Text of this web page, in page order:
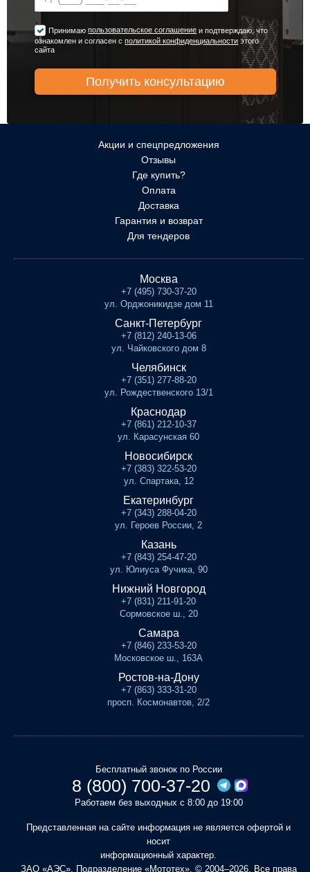
Принимаюпользовательское соглашение и подтверждаю, что
ознакомлен и согласен сполитикой конфиденциальности этого
сайта
Акции и спецпредложения
Отзывы
Где купить?
Оплата
Доставка
Гарантия и возврат
Для тендеров
Москва
+7 (495) 730-37-20
ул. Орджоникидзе дом 11
Санкт-Петербург
+7 (812) 240-13-06
ул. Чайковского дом 8
Челябинск
+7 (351) 277-88-20
ул. Рождественского 13/1
Краснодар
+7 (861) 212-10-37
ул. Карасунская 60
Новосибирск
+7 (383) 322-53-20
ул. Спартака, 12
Екатеринбург
+7 (343) 288-04-20
ул. Героев России, 2
Казань
+7 (843) 254-47-20
ул. Юлиуса Фучика, 90
Нижний Новгород
+7 (831) 211-91-20
Сормовское ш., 20
Самара
+7 (846) 233-53-20
Московское ш., 163А
Ростов-на-Дону
+7 (863) 333-31-20
просп. Космонавтов, 2/2
Бесплатный звонок по России
8 (800) 700-37-20
Работаем без выходных с 8:00 до 19:00
Представленная на сайте информация не является офертой и
носит
информационный характер.
ЗАО «АЭС». Подразделение «Мототех». © 2004–2026. Все права